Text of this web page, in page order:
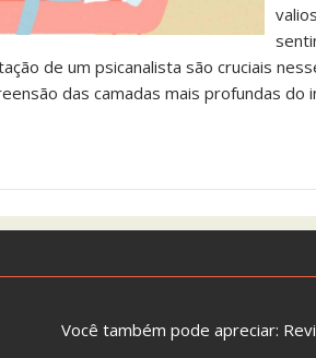
de um psicanalista são cruciais
das camadas mais profundas do
Você também pode apreciar: